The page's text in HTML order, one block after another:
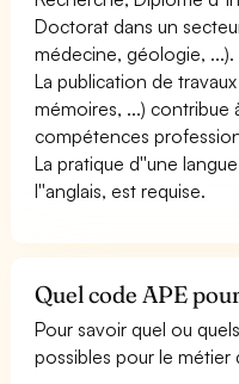
Doctorat dans un
médecine, géologie, ...).
La publication de
mémoires, ...) contribue
compétences
La pratique d''une
l''anglais, est requise.
Quel code APE
Pour savoir quel ou
possibles pour le métier